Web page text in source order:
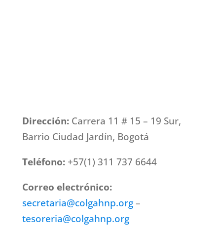
Dirección: Carrera 11 # 15 – 19 Sur,
Barrio Ciudad Jardín, Bogotá
Teléfono: +57(1) 311 737 6644
Correo electrónico:
secretaria@colgahnp.org–
tesoreria@colgahnp.org